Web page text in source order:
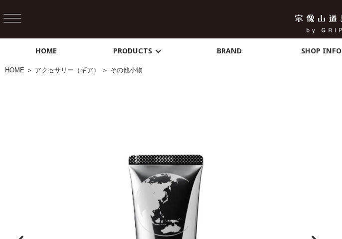
HOME PRODUCTS BRAND SHOP INFO
HOME ＞ アクセサリー（ギア） ＞ その他小物